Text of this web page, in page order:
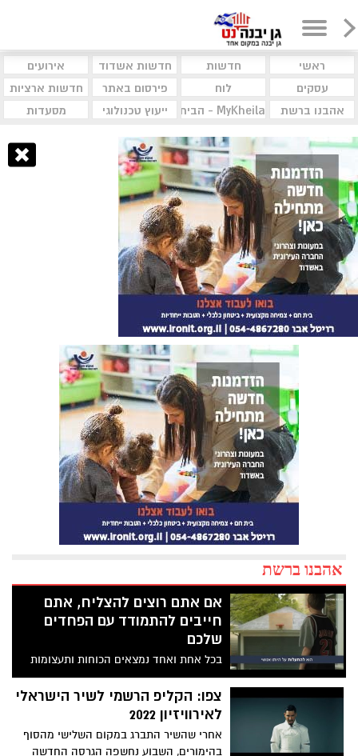
ראשי חדשות חדשות אשדוד
אירועים
עסקים
לוח פירסום באתר
חדשות ארציות
אהבנו ברשת
MyKheila - הבית לעסקים וקהילות ייעוץ טכנולוגי מסעדות
אהבנו ברשת
אם אתם רוצים להצליח, אתם
חייבים להתמודד עם הפחדים
שלכם
בכל אחת ואחד נמצאים הכוחות ותעצומות
הנפש להתגבר ולהתמודד על הפחדים שצפים
ברגע שמתחילים לנוע לעבר המטרות והיעדים
שלנו. כך תעשו זאת נכון
צפו: הקליפ הרשמי לשיר הישראלי
לאירוויזיון 2022
אחרי שהשיר התברג במקום השלישי מהסוף
בהימורים, השבוע נחשפה הגרסה החדשה